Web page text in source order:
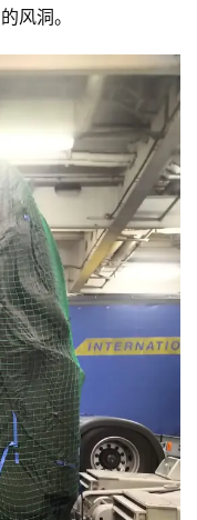
风洞。